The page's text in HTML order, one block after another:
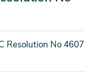
Resolution No 4607